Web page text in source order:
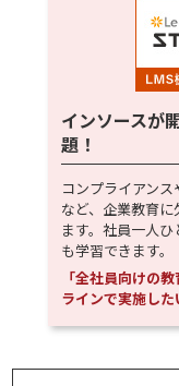
インソースが
題！
コンプライアン
など、企業教育
ます。社員一人
も学習できます。
「全社員向けの
ラインで実施した